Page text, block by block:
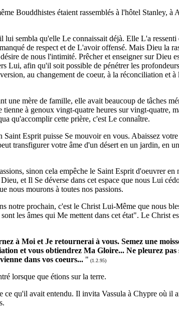
Bouddhistes étaient rassemblés à l'hôtel Stanley, à
sembla qu'elle Le connaissait déjà. Elle L'a ressenti
de respect et de L'avoir offensé. Mais Dieu la
de nous l'intimité. Prêcher et enseigner sur Dieu
afin qu'il soit possible de pénétrer les
au changement de coeur, à la réconciliation et
mère de famille, elle avait beaucoup de tâches
à genoux vingt-quatre heures sur vingt-quatre,
qu'accomplir cette prière, c'est Le connaître.
Esprit puisse Se mouvoir en vous. Abaissez
transfigurer votre âme d'un désert en un jardin, en
sinon cela empêche le Saint Esprit d'oeuvrer
et Il Se déverse dans cet espace que nous Lui
nous mourons à toutes nos passions.
notre prochain, c'est le Christ Lui-Même que nous
les âmes qui Me mettent dans cet état". Le Christ
à Moi et Je retournerai à vous. Semez une
et vous obtiendrez Ma Gloire... Ne pleurez pas
dans vos coeurs... " (1.2.95)
lorsque que étions sur la terre.
ce qu'il avait entendu. Il invita Vassula à Chypre où il